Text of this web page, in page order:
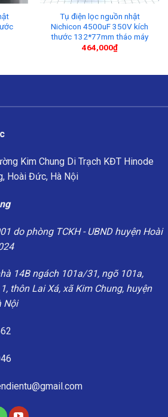
Tụ điện lọc nguồn nhật
Nichicon 4500uF 350V kích
thước 132*77mm tháo máy
464,000₫
Kim Chung Di Trạch KĐT Hinode
Hoài Đức, Hà Nội
do phòng TCKH - UBND huyện Hoài
14B ngách 101a/31, ngõ 101a,
thôn Lai Xá, xã Kim Chung, huyện
Nội